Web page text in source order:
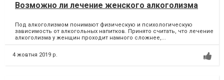
Возможно ли лечение женского алкоголизма
Под алкоголизмом понимают физическую и психологическую
зависимость от алкогольных напитков. Принято считать, что лечение
алкоголизма у женщин проходит намного сложнее,...
4 жовтня 2019 р.